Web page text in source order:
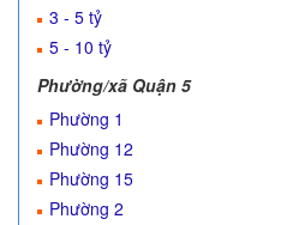
3 - 5 tỷ
5 - 10 tỷ
Phường/xã Quận 5
Phường 1
Phường 12
Phường 15
Phường 2